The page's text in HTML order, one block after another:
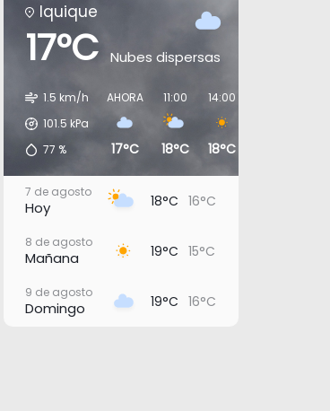
Iquique
17°C Nubes dispersas
1.5 km/h
101.5 kPa
77 %
AHORA
17°C
11:00
18°C
14:00
18°C
7 de agosto
Hoy 18°C 16°C
8 de agosto
Mañana 19°C 15°C
9 de agosto
Domingo 19°C 16°C